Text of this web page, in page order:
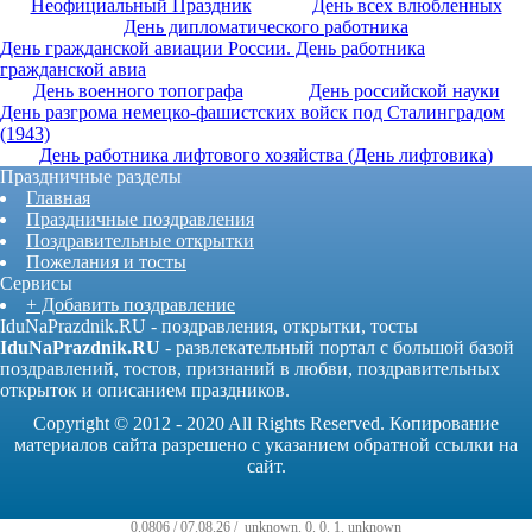
Неофициальный Праздник
День всех влюбленных
День дипломатического работника
День гражданской авиации России. День работника
гражданской авиа
День военного топографа
День российской науки
День разгрома немецко-фашистских войск под Сталинградом
(1943)
День работника лифтового хозяйства (День лифтовика)
Праздничные разделы
Главная
Праздничные поздравления
Поздравительные открытки
Пожелания и тосты
Сервисы
+ Добавить поздравление
IduNaPrazdnik.RU - поздравления, открытки, тосты
IduNaPrazdnik.RU - развлекательный портал с большой базой
поздравлений, тостов, признаний в любви, поздравительных
открыток и описанием праздников.
Copyright © 2012 - 2020 All Rights Reserved. Копирование
материалов сайта разрешено с указанием обратной ссылки на
сайт.
0.0806 / 07.08.26 / unknown. 0. 0. 1. unknown